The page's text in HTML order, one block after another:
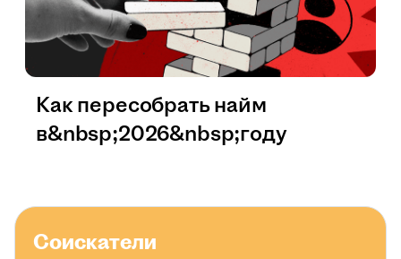
Как пересобрать найм
в&nbsp;2026&nbsp;году
Соискатели